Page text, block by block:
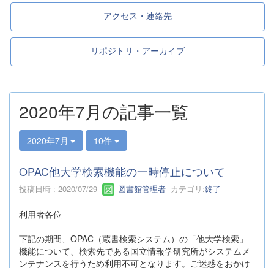
アクセス・連絡先
リポジトリ・アーカイブ
2020年7月の記事一覧
2020年7月 10件
OPAC他大学検索機能の一時停止について
投稿日時 : 2020/07/29 図書館管理者 カテゴリ:終了
利用者各位
下記の期間、OPAC（蔵書検索システム）の「他大学検索」
機能について、検索先である国立情報学研究所がシステムメ
ンテナンスを行うため利用不可となります。ご迷惑をおかけ